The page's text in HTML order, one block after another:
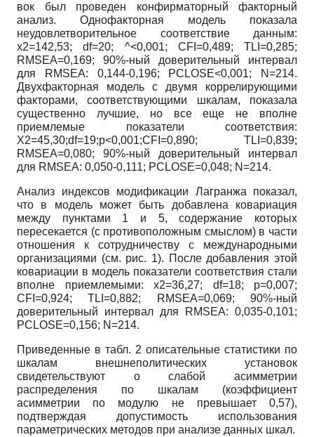
вок был проведен конфирматорный факторный
анализ. Однофакторная модель показала
неудовлетворительное соответствие данным:
х2=142,53;df=20; ^<0,001; CFI =0,489; TLI =0,285;
RMSEA=0,169; 90%-ный доверительный интервал
для
RMSEA: 0,144-0,196; PCLOSE<0,001; N=214.
Двухфакторная модель с двумя коррелирующими
факторами, соответствующими шкалам, показала
существенно лучшие, но все еще не вполне
приемлемые показатели соответствия:
X2=45,30;df=19;p<0,001;CFI =0,890; TLI =0,839;
RMSEA=0,080; 90%-ный доверительный интервал
для RMSEA: 0,050-0,111; PCLOSE=0,048; N=214.
Анализ индексов модификации Лагранжа показал,
что в модель может быть добавлена ковариация
между пунктами 1 и 5, содержание которых
пересекается (с противоположным смыслом) в части
отношения к сотрудничеству с международными
организациями (см. рис. 1). После добавления этой
ковари­ации в модель показатели соответствия стали
вполне приемлемыми: х2=36,27; df=18; p=0,007;
CFI =0,924;TLI=0,882; RMSEA=0,069; 90%-ный
доверительный интервал для
RMSEA: 0,035-0,101;
PCLOSE=0,156; N=214.
Приведенные в табл. 2 описательные статистики по
шкалам внешнеполитических установок
свидетельствуют о слабой асимметрии
распределения по шкалам (коэффициент
асимметрии по модулю не превышает 0,57),
подтверждая допустимость использования
параметрических методов при анализе данных шкал.